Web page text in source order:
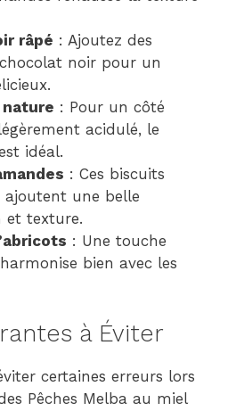
râpé : Ajoutez des
noir pour un
nature : Pour un côté
acidulé, le
idéal.
: Ces biscuits
une belle
et texture.
: Une touche
bien avec les
à Éviter
certaines erreurs lors
Pêches Melba au miel